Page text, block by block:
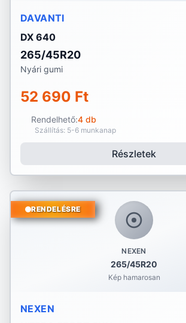
DAVANTI
DX 640
265/45R20
Nyári gumi
52 690 Ft
Rendelhető:4 db
Szállítás: 5-6 munkanap
Részletek
NEXEN
265/45R20
Kép hamarosan
RENDELÉSRE
NEXEN